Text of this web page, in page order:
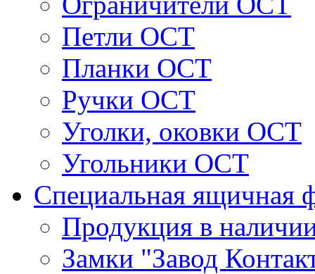
Петли ОСТ
Планки ОСТ
Ручки ОСТ
Уголки, оковки ОСТ
Угольники ОСТ
Специальная ящичная
Продукция в
Замки "Завод